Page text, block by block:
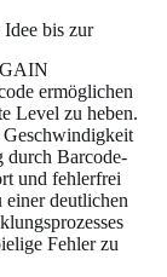
Idee bis zur
ermöglichen
Level zu heben.
durch Barcode-
und fehlerfrei
deutlichen
Fehler zu